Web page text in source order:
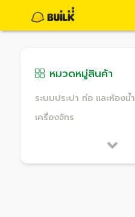
หมวดหมู่สินค้า
ระบบประปา ท่อ และห้องน้ำ
เครื่องจักร